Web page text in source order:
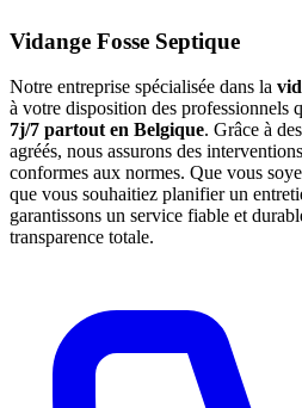
Vidange Fosse Septique
Notre entreprise spécialisée dans la
à votre disposition des professionnels
7j/7 partout en Belgique. Grâce à
agréés, nous assurons des
conformes aux normes. Que vous
que vous souhaitiez planifier un
garantissons un service fiable et
transparence totale.